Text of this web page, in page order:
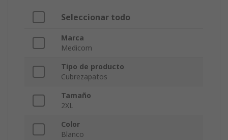
Seleccionar todo
Marca
Medicom
Tipo de producto
Cubrezapatos
Tamaño
2XL
Color
Blanco